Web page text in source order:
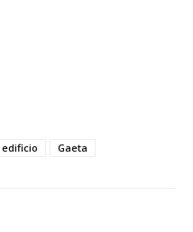
edificio Gaeta